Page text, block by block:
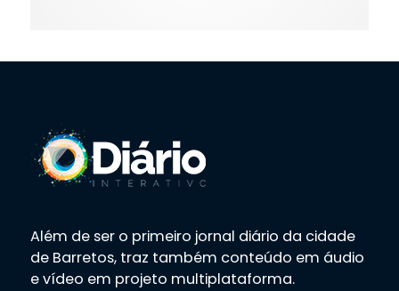
Além de ser o primeiro jornal diário da cidade
de Barretos, traz também conteúdo em áudio
e vídeo em projeto multiplataforma.